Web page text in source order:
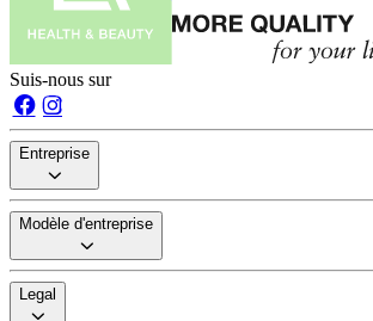
Suis-nous sur
Entreprise
Modèle d'entreprise
Legal